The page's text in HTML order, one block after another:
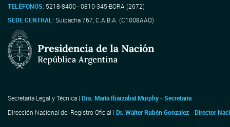
TELÉFONOS: 5218-8400 - 0810-345-BORA (2672)
SEDE CENTRAL:Suipacha 767, C.A.B.A. (C1008AAO)
Secretaría Legal y Técnica | Dra. María Ibarzabal Murphy - Secretaria
Dirección Nacional del Registro Oficial | Dr. Walter Rubén Gonzalez - Director